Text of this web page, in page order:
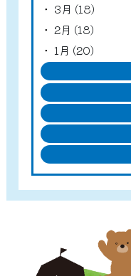
3月 (18)
2月 (18)
1月 (20)